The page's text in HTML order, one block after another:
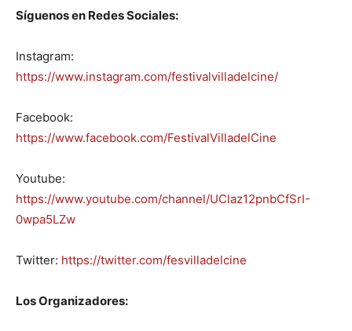
Síguenos en Redes Sociales:
Instagram:
https://www.instagram.com/festivalvilladelcine/
Facebook:
https://www.facebook.com/FestivalVilladelCine
Youtube:
https://www.youtube.com/channel/UClaz12pnbCfSrI-
0wpa5LZw
Twitter: https://twitter.com/fesvilladelcine
Los Organizadores: